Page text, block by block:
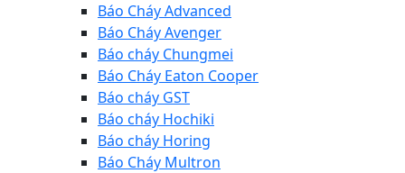
Báo Cháy Advanced
Báo Cháy Avenger
Báo cháy Chungmei
Báo Cháy Eaton Cooper
Báo cháy GST
Báo cháy Hochiki
Báo cháy Horing
Báo Cháy Multron